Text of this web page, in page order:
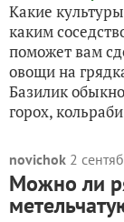
Какие
каким
поможет вам
овощи на
Базилик
горох,
novichok 2
Можно ли